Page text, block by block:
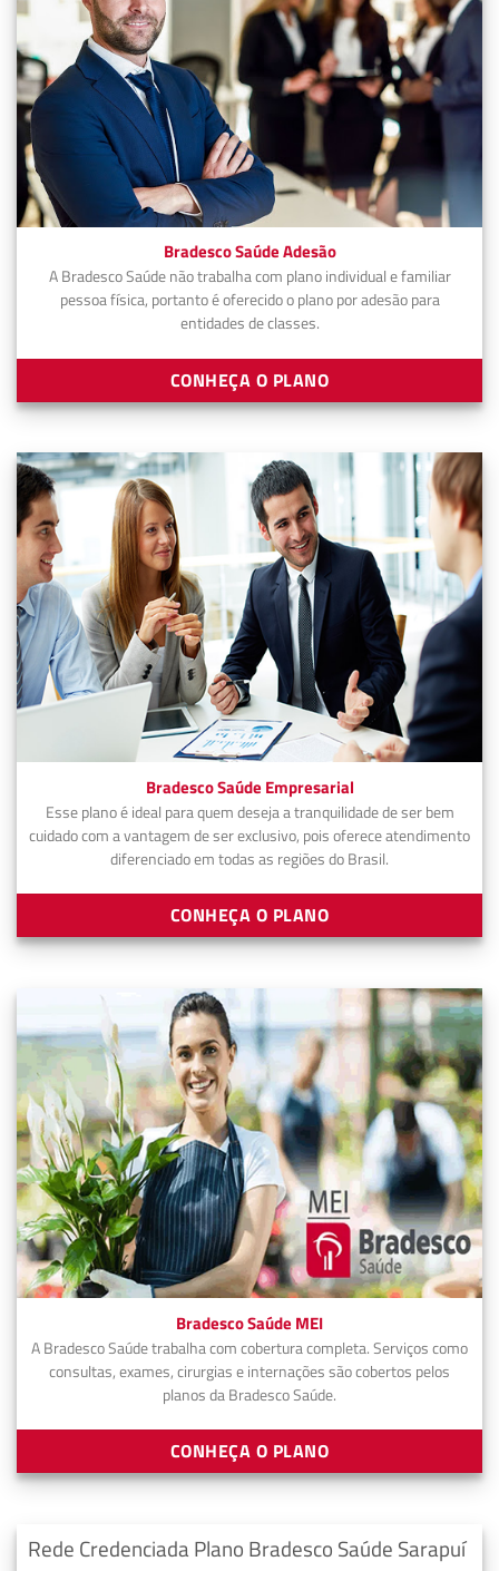
Bradesco Saúde Adesão
A Bradesco Saúde não trabalha com plano individual e familiar
pessoa física, portanto é oferecido o plano por adesão para
entidades de classes.
CONHEÇA O PLANO
Bradesco Saúde Empresarial
Esse plano é ideal para quem deseja a tranquilidade de ser bem
cuidado com a vantagem de ser exclusivo, pois oferece atendimento
diferenciado em todas as regiões do Brasil.
CONHEÇA O PLANO
Bradesco Saúde MEI
A Bradesco Saúde trabalha com cobertura completa. Serviços como
consultas, exames, cirurgias e internações são cobertos pelos
planos da Bradesco Saúde.
CONHEÇA O PLANO
Rede Credenciada Plano Bradesco Saúde Sarapuí